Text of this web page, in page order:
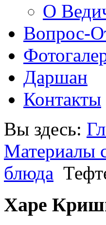
О
Вопрос-
Даршан
Контакты
Вы здесь:
Материалы
блюда
Харе